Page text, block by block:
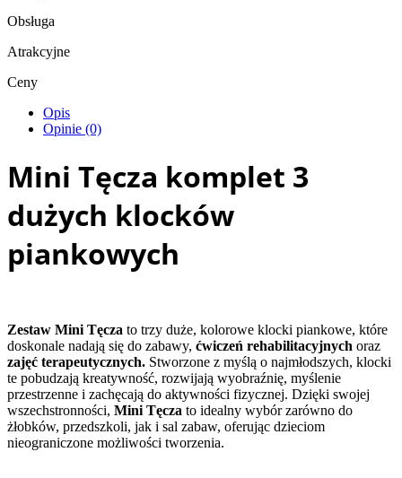
Obsługa
Atrakcyjne
Ceny
Opis
Opinie (0)
Mini Tęcza komplet 3
dużych klocków
piankowych
Zestaw Mini Tęcza to trzy duże, kolorowe klocki piankowe, które
doskonale nadają się do zabawy, ćwiczeń rehabilitacyjnych oraz
zajęć terapeutycznych. Stworzone z myślą o najmłodszych, klocki
te pobudzają kreatywność, rozwijają wyobraźnię, myślenie
przestrzenne i zachęcają do aktywności fizycznej. Dzięki swojej
wszechstronności, Mini Tęcza to idealny wybór zarówno do
żłobków, przedszkoli, jak i sal zabaw, oferując dzieciom
nieograniczone możliwości tworzenia.